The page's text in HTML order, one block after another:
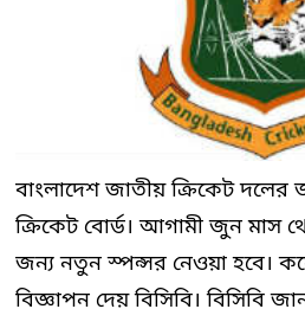
বাংলাদেশ জাতীয় ক্রিকেট
ক্রিকেট বোর্ড। আগামী জুন মাস
জন্য নতুন স্পন্সর নেওয়া হবে।
বিজ্ঞাপন দেয় বিসিবি। বিসিবি